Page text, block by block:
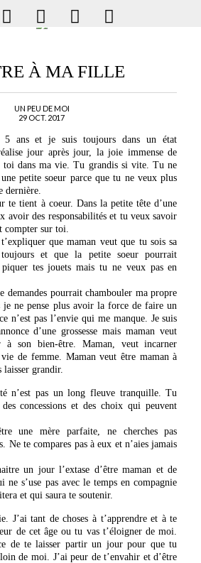
À MA FILLE
UN PEU DE MOI
29 OCT. 2017
ans et je suis toujours dans un état
jour après jour, la joie immense de
dans ma vie. Tu grandis si vite. Tu ne
une petite soeur parce que tu ne veux plus
dernière.
te tient à coeur. Dans la petite tête d’une
avoir des responsabilités et tu veux savoir
compter sur toi.
que maman veut que tu sois sa
toujours et que la petite soeur pourrait
tes jouets mais tu ne veux pas en
demandes pourrait chambouler ma propre
je ne pense plus avoir la force de faire un
n’est pas l’envie qui me manque. Je suis
d’une grossesse mais maman veut
à son bien-être. Maman, veut incarner
vie de femme. Maman veut être maman à
laisser grandir.
n’est pas un long fleuve tranquille. Tu
concessions et des choix qui peuvent
une mère parfaite, ne cherches pas
Ne te compares pas à eux et n’aies jamais
un jour l’extase d’être maman et de
s’use pas avec le temps en compagnie
et qui saura te soutenir.
J’ai tant de choses à t’apprendre et à te
de cet âge ou tu vas t’éloigner de moi.
de te laisser partir un jour pour que tu
de moi. J’ai peur de t’envahir et d’être